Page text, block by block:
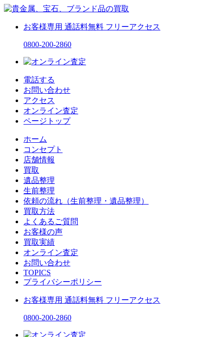
お客様専用 通話料無料 フリーアクセス
0800-200-2860
電話する
お問い合わせ
アクセス
オンライン査定
ページトップ
ホーム
コンセプト
店舗情報
買取
遺品整理
生前整理
依頼の流れ（生前整理・遺品整理）
買取方法
よくあるご質問
お客様の声
買取実績
オンライン査定
お問い合わせ
TOPICS
プライバシーポリシー
お客様専用 通話料無料 フリーアクセス
0800-200-2860